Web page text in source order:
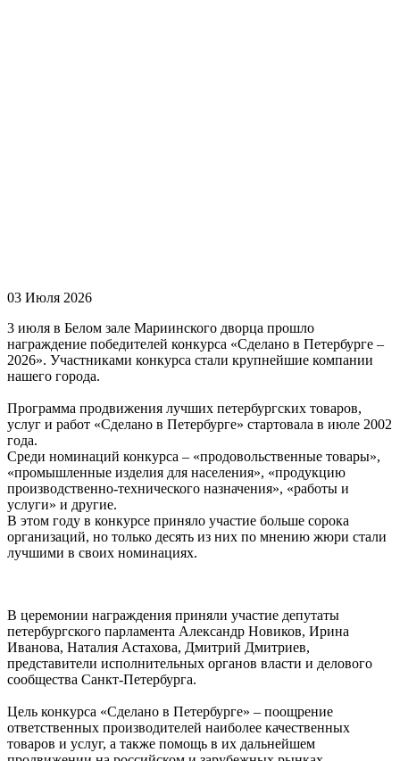
03 Июля 2026
3 июля в Белом зале Мариинского дворца прошло
награждение победителей конкурса «Сделано в Петербурге –
2026». Участниками конкурса стали крупнейшие компании
нашего города.
Программа продвижения лучших петербургских товаров,
услуг и работ «Сделано в Петербурге» стартовала в июле 2002
года.
Среди номинаций конкурса – «продовольственные товары»,
«промышленные изделия для населения», «продукцию
производственно-технического назначения», «работы и
услуги» и другие.
В этом году в конкурсе приняло участие больше сорока
организаций, но только десять из них по мнению жюри стали
лучшими в своих номинациях.
В церемонии награждения приняли участие депутаты
петербургского парламента Александр Новиков, Ирина
Иванова, Наталия Астахова, Дмитрий Дмитриев,
представители исполнительных органов власти и делового
сообщества Санкт-Петербурга.
Цель конкурса «Сделано в Петербурге» – поощрение
ответственных производителей наиболее качественных
товаров и услуг, а также помощь в их дальнейшем